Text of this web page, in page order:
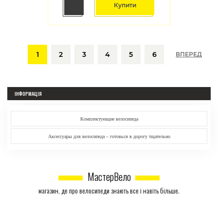
Купити
1 2 3 4 5 6 ВПЕРЕД
ІНФОРМАЦІЯ
Комплектующие велосипеда
Аксессуары для велосипеда – готовься в дорогу тщательно
МастерВело
магазин, де про велосипеди знають все і навіть більше.